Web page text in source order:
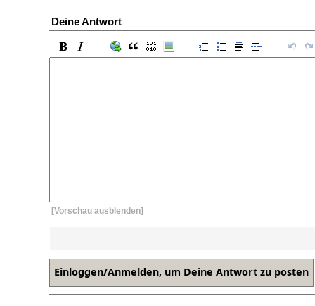
Deine Antwort
[Vorschau ausblenden]